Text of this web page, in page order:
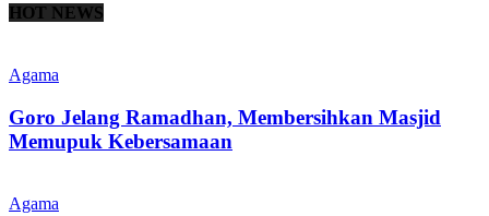
HOT NEWS
Agama
Goro Jelang Ramadhan, Membersihkan Masjid
Memupuk Kebersamaan
Agama